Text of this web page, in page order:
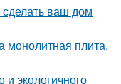
сделать ваш дом
монолитная плита.
и экологичного